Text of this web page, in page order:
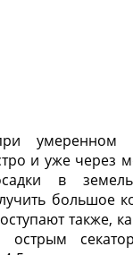
умеренном
и уже через
в
большое
также,
острым